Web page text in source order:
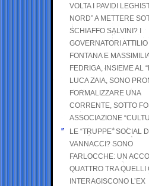
VOLTA I PAVIDI
NORD” A METTERE
SCHIAFFO SALVINI? I
GOVERNATORI ATTILIO
FONTANA E
FEDRIGA, INSIEME AL
LUCA ZAIA, SONO
FORMALIZZARE UNA
CORRENTE, SOTTO
ASSOCIAZIONE
LE “TRUPPE” SOCIAL DI
VANNACCI? SONO
FARLOCCHE: UN
QUATTRO TRA QUELLI
INTERAGISCONO L’EX